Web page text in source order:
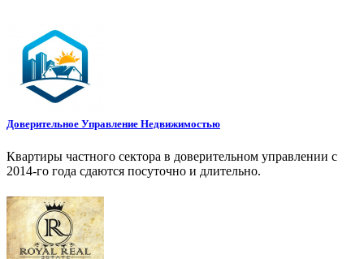
Доверительное Управление Недвижимостью
Квартиры частного сектора в доверительном управлении с
2014-го года сдаются посуточно и длительно.